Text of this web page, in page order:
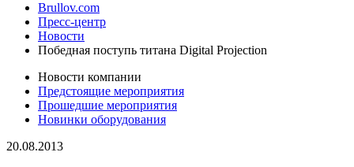
Brullov.com
Пресс-центр
Новости
Победная поступь титана Digital Projection
Новости компании
Предстоящие мероприятия
Прошедшие мероприятия
Новинки оборудования
20.08.2013